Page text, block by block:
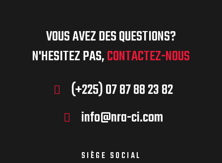
VOUS AVEZ DES QUESTIONS?
N'HESITEZ PAS,CONTACTEZ-NOUS
(+225) 07 87 88 23 82
info@nra-ci.com
SIÈGE SOCIAL